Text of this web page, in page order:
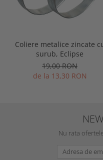
Coliere metalice zincate
surub, Eclipse
19,00 RON
de la 13,30 RON
Nu rata